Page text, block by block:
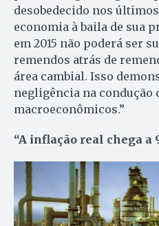
desobedecido nos
economia à baila de sua
em 2015 não poderá ser
remendos atrás de
área cambial. Isso
negligência na condução
macroeconômicos.”
“A inflação real chega a